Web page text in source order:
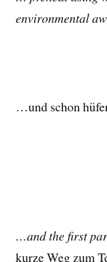
environmental
…und schon
…and the first
kurze Weg zum